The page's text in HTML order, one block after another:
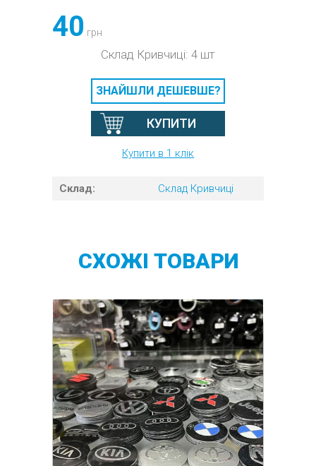
40 грн
Склад Кривчиці: 4 шт
ЗНАЙШЛИ ДЕШЕВШЕ?
КУПИТИ
Купити в 1 клік
Склад: Склад Кривчиці
СХОЖІ ТОВАРИ